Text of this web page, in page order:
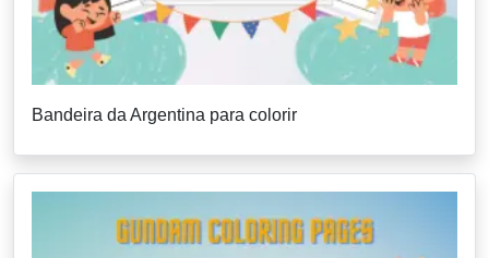
Bandeira da Argentina para colorir